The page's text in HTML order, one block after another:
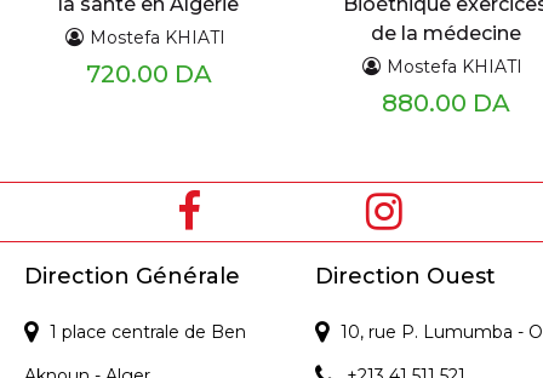
la santé en Algérie
Mostefa KHIATI
720.00 DA
Bioéthique
de la médecine
moderne exigences
de la religion
Mostefa KHIATI
880.00 DA
Direction Générale
1 place centrale de Ben
Direction Ouest
10, rue P. Lumumba -